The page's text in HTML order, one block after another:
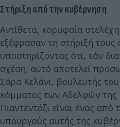
Στήριξη από την κυβέρνηση
Αντίθετα, κορυφαία
εξέφρασαν τη στήριξή τους
υποστηρίζοντας ότι, εάν
σχέση, αυτό αποτελεί
Σάρα Κελάνι, βουλευτής
κόμματος των Αδελφών της
Πιαντεντόζι είναι ένας από
υπουργούς αυτής της